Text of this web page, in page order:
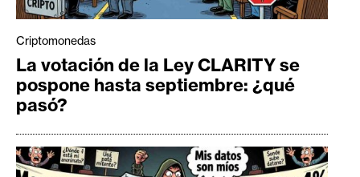
Criptomonedas
La votación de la Ley CLARITY se
pospone hasta septiembre: ¿qué
pasó?